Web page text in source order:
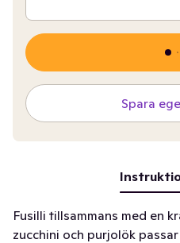
Spara
Fusilli tillsammans med en
zucchini och purjolök